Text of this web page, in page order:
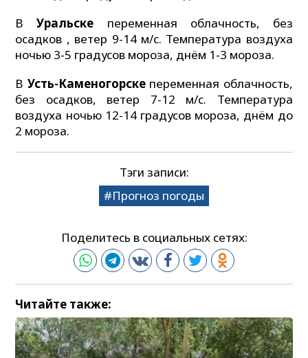
ВУральске переменная облачность, без
осадков , ветер 9-14 м/с. Температура воздуха
ночью 3-5 градусов мороза, днём 1-3 мороза.
В Усть-Каменогорскепеременная облачность,
без осадков, ветер 7-12 м/с. Температура
воздуха ночью 12-14 градусов мороза, днём до
2 мороза.
Тэги записи:
Прогноз погоды
Поделитесь в социальных сетях:
Читайте также: